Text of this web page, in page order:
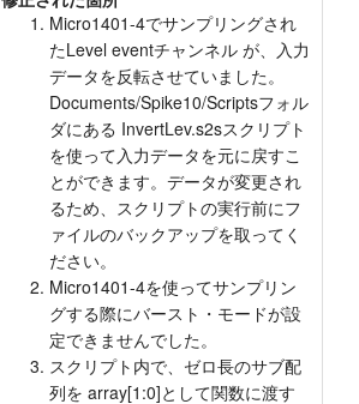
Micro1401-4でサンプリングされ
たLevel eventチャンネル が、入力
データを反転させていました。
Documents/Spike10/Scriptsフォル
ダにある InvertLev.s2sスクリプト
を使って入力データを元に戻すこ
とができます。データが変更され
るため、スクリプトの実行前にフ
ァイルのバックアップを取ってく
ださい。
Micro1401-4を使ってサンプリン
グする際にバースト・モードが設
定できませんでした。
スクリプト内で、ゼロ長のサブ配
列を array[1:0]として関数に渡す